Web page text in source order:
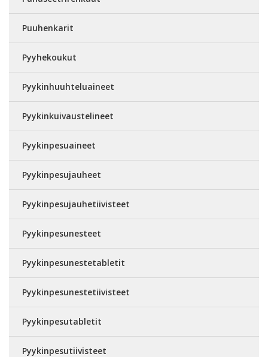
Puuhenkarit
Pyyhekoukut
Pyykinhuuhteluaineet
Pyykinkuivaustelineet
Pyykinpesuaineet
Pyykinpesujauheet
Pyykinpesujauhetiivisteet
Pyykinpesunesteet
Pyykinpesunestetabletit
Pyykinpesunestetiivisteet
Pyykinpesutabletit
Pyykinpesutiivisteet